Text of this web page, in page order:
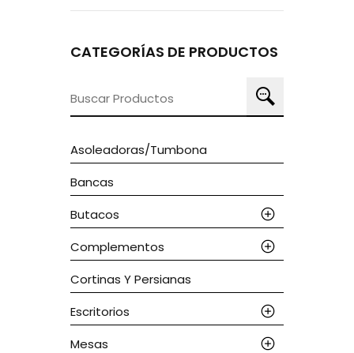
CATEGORÍAS DE PRODUCTOS
Buscar
por:
Asoleadoras/tumbona
Bancas
Butacos
Complementos
Cortinas Y Persianas
Escritorios
Mesas